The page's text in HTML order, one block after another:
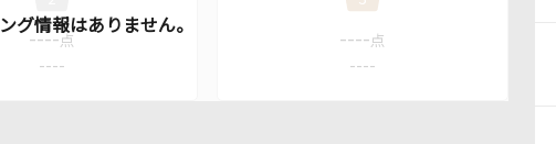
---- 点
----
---- 点
----